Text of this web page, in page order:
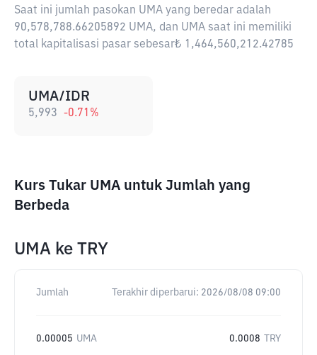
Saat ini jumlah pasokan UMA yang beredar adalah
90,578,788.66205892 UMA, dan UMA saat ini memiliki
total kapitalisasi pasar sebesar₺ 1,464,560,212.42785
UMA/IDR
5,993 -0.71 %
Kurs Tukar UMA untuk Jumlah yang
Berbeda
UMA ke TRY
Jumlah Terakhir diperbarui: 2026/08/08 09:00
0.00005 UMA 0.0008 TRY